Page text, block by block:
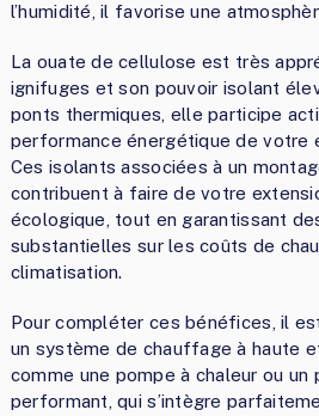
l’humidité, il favorise une
La ouate de cellulose est très
ignifuges et son pouvoir isolant
ponts thermiques, elle participe
performance énergétique de votre
Ces isolants associées à un
contribuent à faire de votre
écologique, tout en garantissant
substantielles sur les coûts de
climatisation.
Pour compléter ces bénéfices, il
un système de chauffage à haute
comme une pompe à chaleur ou un
performant, qui s’intègre